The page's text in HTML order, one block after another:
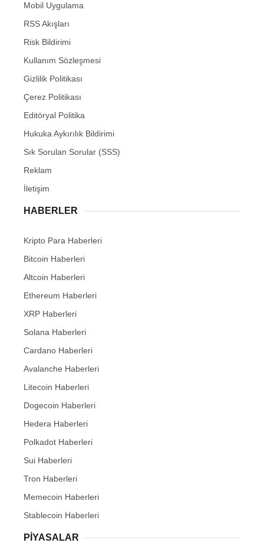
Mobil Uygulama
RSS Akışları
Risk Bildirimi
Kullanım Sözleşmesi
Gizlilik Politikası
Çerez Politikası
Editöryal Politika
Hukuka Aykırılık Bildirimi
Sık Sorulan Sorular (SSS)
Reklam
İletişim
HABERLER
Kripto Para Haberleri
Bitcoin Haberleri
Altcoin Haberleri
Ethereum Haberleri
XRP Haberleri
Solana Haberleri
Cardano Haberleri
Avalanche Haberleri
Litecoin Haberleri
Dogecoin Haberleri
Hedera Haberleri
Polkadot Haberleri
Sui Haberleri
Tron Haberleri
Memecoin Haberleri
Stablecoin Haberleri
PIYASALAR